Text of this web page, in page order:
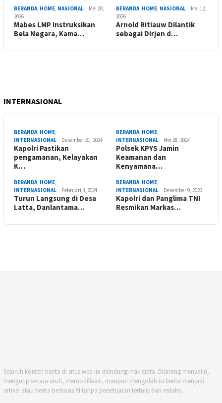
BERANDA HOME NASIONAL
Mei 20,
2026
Mabes LMP Instruksikan
Bela Negara, Kama…
BERANDA HOME NASIONAL
Mei 12,
2026
Arnold Ritiauw Dilantik
sebagai Dirjen d…
INTERNASIONAL
BERANDA HOME
INTERNASIONAL
Desember 21, 2024
Kapolri Pastikan
pengamanan, Kelayakan
K…
BERANDA HOME
INTERNASIONAL
Mei 28, 2024
Polsek KPYS Jamin
Keamanan dan
Kenyamana…
BERANDA HOME
INTERNASIONAL
Februari 3, 2024
Turun Langsung di Desa
Latta, Danlantama…
BERANDA HOME
INTERNASIONAL
Desember 9, 2023
Kapolri dan Panglima TNI
Resmikan Markas…
Seluruh konten berita di situs web ini dilindungi hak cipta. Dilarang menyalin,
mengutip secara utuh, memodifikasi, maupun mengolah isi berita menjadi
artikel atau berita berbasis AI tanpa persetujuan tertulis dari redaksi.